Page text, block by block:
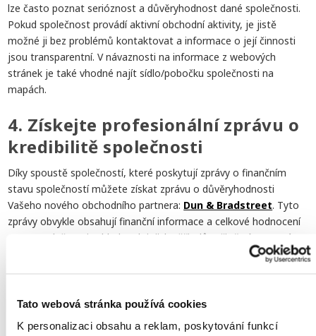
Tato webová stránka používá cookies
K personalizaci obsahu a reklam, poskytování funkcí
lze často poznat serióznost a důvěryhodnost dané společnosti.
Pokud společnost provádí aktivní obchodní aktivity, je jistě
možné ji bez problémů kontaktovat a informace o její činnosti
jsou transparentní. V návaznosti na informace z webových
stránek je také vhodné najít sídlo/pobočku společnosti na
mapách.
4. Získejte profesionální zprávu o
kredibilitě společnosti
Díky spoustě společností, které poskytují zprávy o finančním
stavu společností můžete získat zprávu o důvěryhodnosti
Vašeho nového obchodního partnera: Dun & Bradstreet. Tyto
zprávy obvykle obsahují finanční informace a celkové hodnocení
stavu společnosti vzhledem k jejich věřitelům či třetím stranám.
Přejete si získat více informací o tom, jak dobrými platiči jsou
? Kontaktujte nás ještě dnes.